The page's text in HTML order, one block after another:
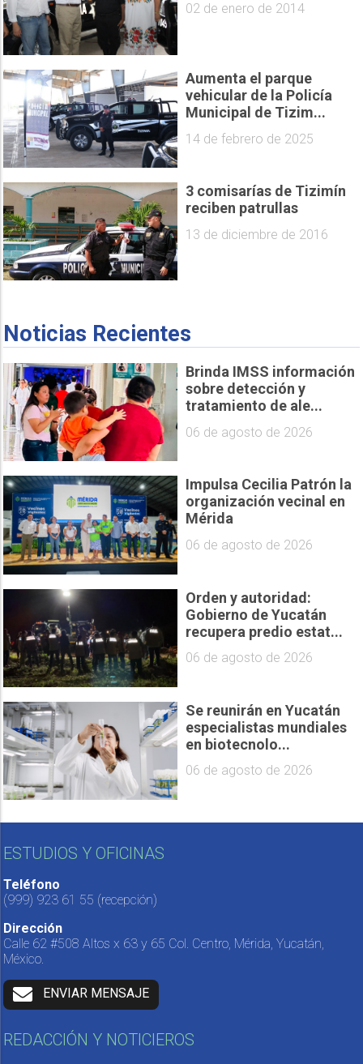
02 de enero de 2014
Aumenta el parque
vehicular de la Policía
Municipal de Tizim...
14 de febrero de 2025
3 comisarías de Tizimín
reciben patrullas
13 de diciembre de 2016
Noticias Recientes
Brinda IMSS información
sobre detección y
tratamiento de ale...
06 de agosto de 2026
Impulsa Cecilia Patrón la
organización vecinal en
Mérida
06 de agosto de 2026
Orden y autoridad:
Gobierno de Yucatán
recupera predio estat...
06 de agosto de 2026
Se reunirán en Yucatán
especialistas mundiales
en biotecnolo...
06 de agosto de 2026
ESTUDIOS Y OFICINAS
Teléfono
(999) 923 61 55 (recepción)
Dirección
Calle 62 #508 Altos x 63 y 65 Col. Centro, Mérida, Yucatán,
México.
ENVIAR MENSAJE
REDACCIÓN Y NOTICIEROS